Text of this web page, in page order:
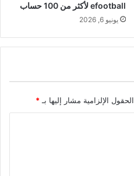
efootball لأكثر من 100 حساب
يونيو 6, 2026
الحقول الإلزامية مشار إليها بـ *